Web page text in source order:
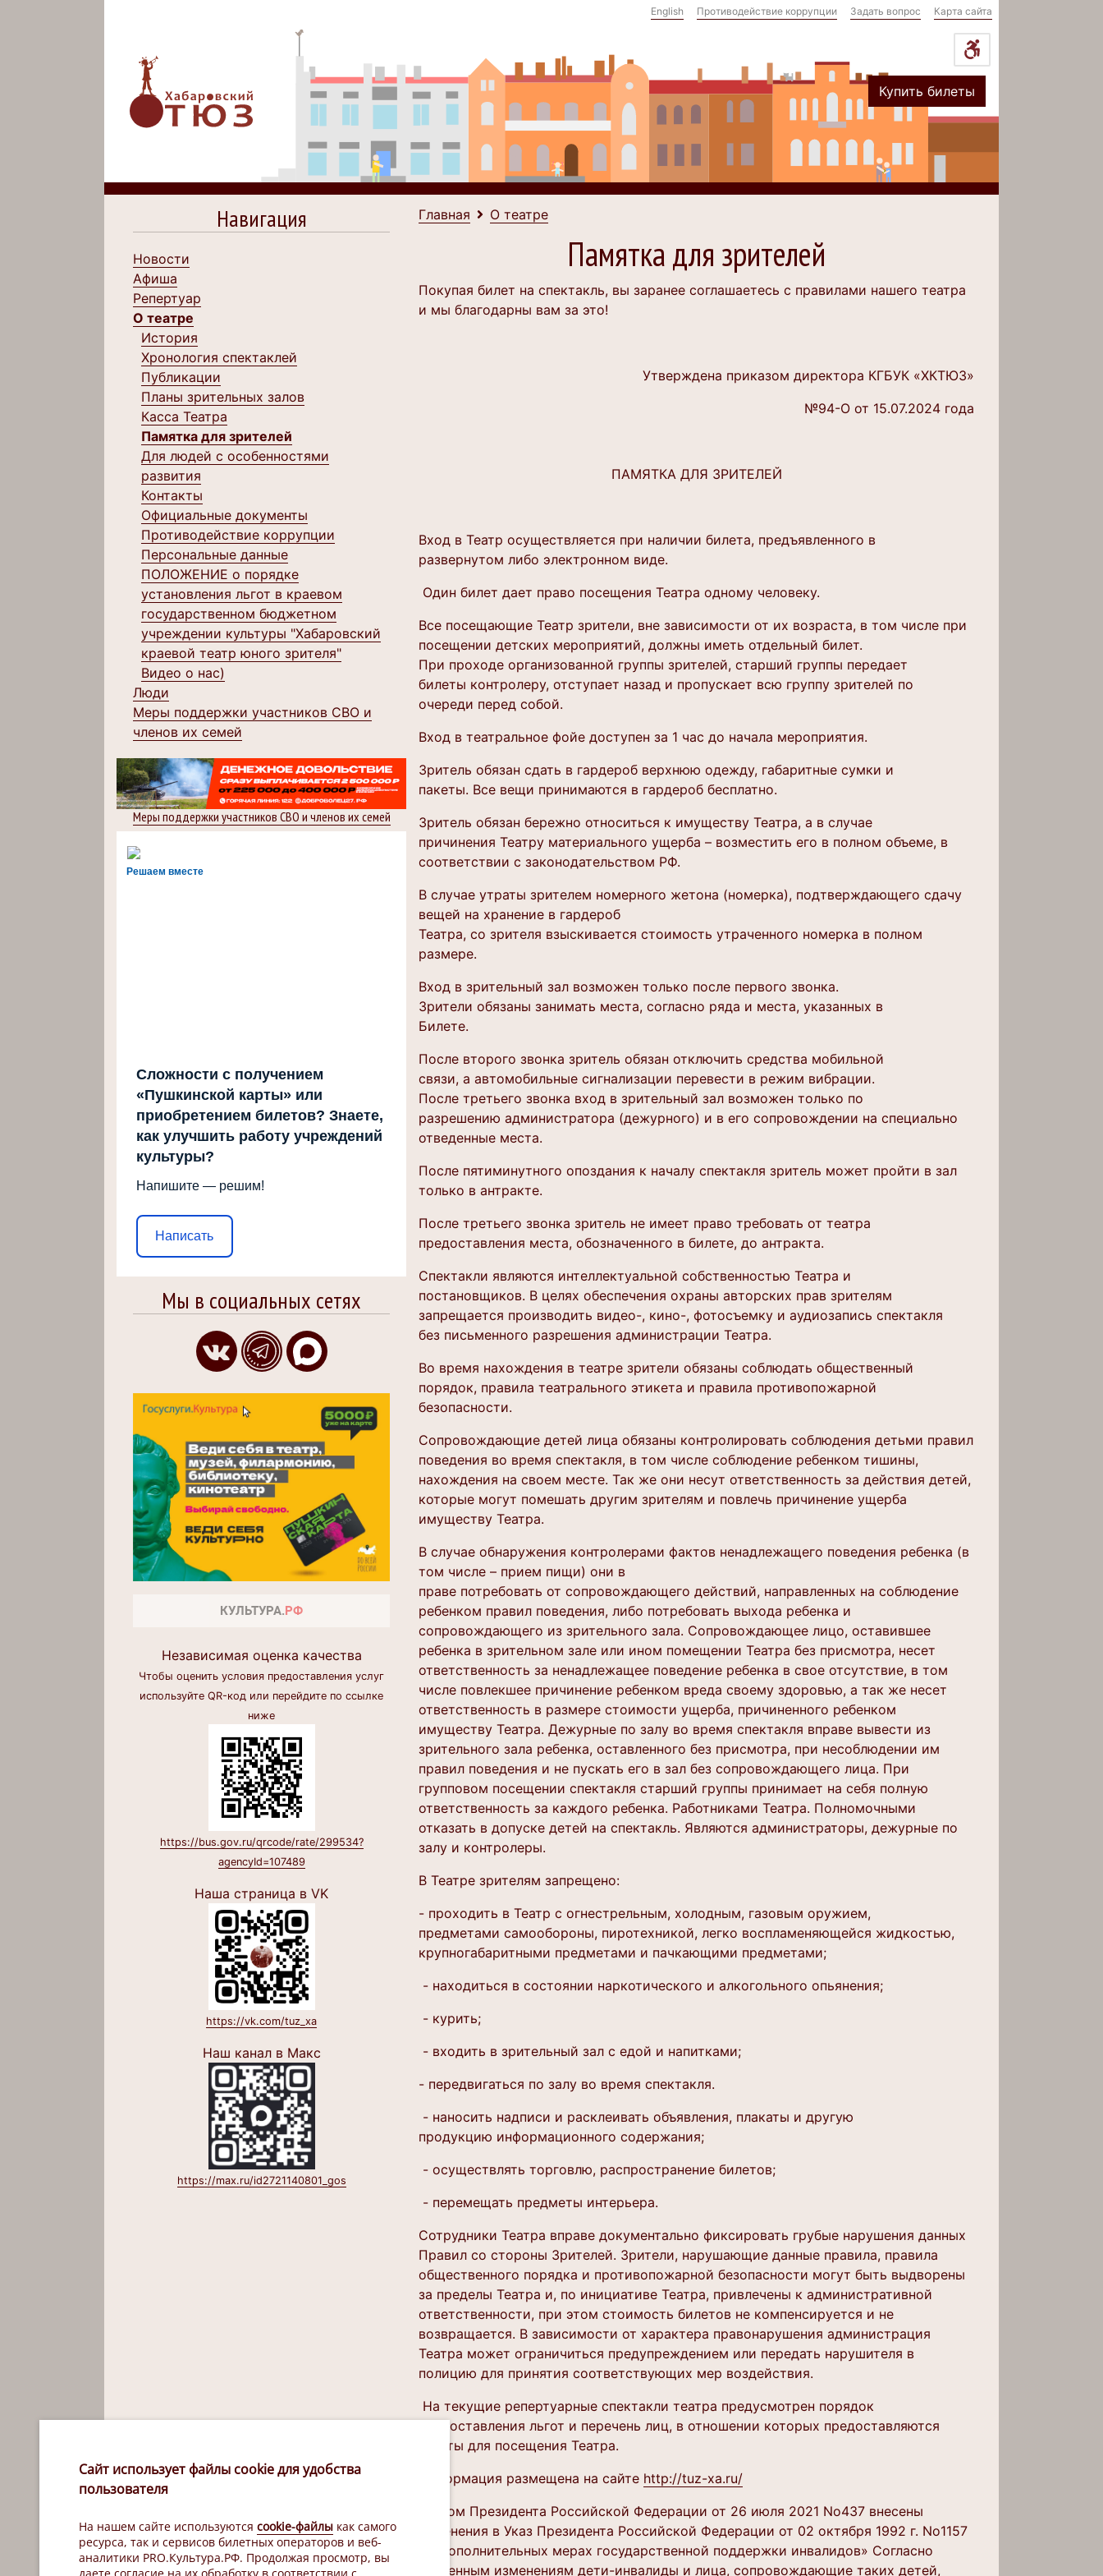
Купить билеты
English Противодействие коррупции Задать вопрос Карта сайта
Навигация
Новости
Афиша
Репертуар
О театре
История
Хронология спектаклей
Публикации
Планы зрительных залов
Касса Театра
Памятка для зрителей
Для людей с особенностями
развития
Контакты
Официальные документы
Противодействие коррупции
Персональные данные
ПОЛОЖЕНИЕ о порядке
установления льгот в краевом
государственном бюджетном
учреждении культуры "Хабаровский
краевой театр юного зрителя"
Видео о нас)
Люди
Меры поддержки участников СВО и
членов их семей
Меры поддержки участников СВО и членов их семей
Решаем вместе
Сложности с получением
«Пушкинской карты» или
приобретением билетов? Знаете,
как улучшить работу учреждений
культуры?
Напишите — решим!
Написать
Мы в социальных сетях
Независимая оценка качества
Чтобы оценить условия предоставления услуг
используйте QR-код или перейдите по ссылке
ниже
https://bus.gov.ru/qrcode/rate/299534?
agencyId=107489
Наша страница в VK
https://vk.com/tuz_xa
Наш канал в Макс
https://max.ru/id2721140801_gos
Главная О театре
Памятка для зрителей
Покупая билет на спектакль, вы заранее соглашаетесь с правилами нашего театра
и мы благодарны вам за это!
Утверждена приказом директора КГБУК «ХКТЮЗ»
№94-О от 15.07.2024 года
ПАМЯТКА ДЛЯ ЗРИТЕЛЕЙ
Вход в Театр осуществляется при наличии билета, предъявленного в
развернутом либо электронном виде.
Один билет дает право посещения Театра одному человеку.
Все посещающие Театр зрители, вне зависимости от их возраста, в том числе при
посещении детских мероприятий, должны иметь отдельный билет.
При проходе организованной группы зрителей, старший группы передает
билеты контролеру, отступает назад и пропускает всю группу зрителей по
очереди перед собой.
Вход в театральное фойе доступен за 1 час до начала мероприятия.
Зритель обязан сдать в гардероб верхнюю одежду, габаритные сумки и
пакеты. Все вещи принимаются в гардероб бесплатно.
Зритель обязан бережно относиться к имуществу Театра, а в случае
причинения Театру материального ущерба – возместить его в полном объеме, в
соответствии с законодательством РФ.
В случае утраты зрителем номерного жетона (номерка), подтверждающего сдачу
вещей на хранение в гардероб
Театра, со зрителя взыскивается стоимость утраченного номерка в полном
размере.
Вход в зрительный зал возможен только после первого звонка.
Зрители обязаны занимать места, согласно ряда и места, указанных в
Билете.
После второго звонка зритель обязан отключить средства мобильной
связи, а автомобильные сигнализации перевести в режим вибрации.
После третьего звонка вход в зрительный зал возможен только по
разрешению администратора (дежурного) и в его сопровождении на специально
отведенные места.
После пятиминутного опоздания к началу спектакля зритель может пройти в зал
только в антракте.
После третьего звонка зритель не имеет право требовать от театра
предоставления места, обозначенного в билете, до антракта.
Спектакли являются интеллектуальной собственностью Театра и
постановщиков. В целях обеспечения охраны авторских прав зрителям
запрещается производить видео-, кино-, фотосъемку и аудиозапись спектакля
без письменного разрешения администрации Театра.
Во время нахождения в театре зрители обязаны соблюдать общественный
порядок, правила театрального этикета и правила противопожарной
безопасности.
Сопровождающие детей лица обязаны контролировать соблюдения детьми правил
поведения во время спектакля, в том числе соблюдение ребенком тишины,
нахождения на своем месте. Так же они несут ответственность за действия детей,
которые могут помешать другим зрителям и повлечь причинение ущерба
имуществу Театра.
В случае обнаружения контролерами фактов ненадлежащего поведения ребенка (в
том числе – прием пищи) они в
праве потребовать от сопровождающего действий, направленных на соблюдение
ребенком правил поведения, либо потребовать выхода ребенка и
сопровождающего из зрительного зала. Сопровождающее лицо, оставившее
ребенка в зрительном зале или ином помещении Театра без присмотра, несет
ответственность за ненадлежащее поведение ребенка в свое отсутствие, в том
числе повлекшее причинение ребенком вреда своему здоровью, а так же несет
ответственность в размере стоимости ущерба, причиненного ребенком
имуществу Театра. Дежурные по залу во время спектакля вправе вывести из
зрительного зала ребенка, оставленного без присмотра, при несоблюдении им
правил поведения и не пускать его в зал без сопровождающего лица. При
групповом посещении спектакля старший группы принимает на себя полную
ответственность за каждого ребенка. Работниками Театра. Полномочными
отказать в допуске детей на спектакль. Являются администраторы, дежурные по
залу и контролеры.
В Театре зрителям запрещено:
- проходить в Театр с огнестрельным, холодным, газовым оружием,
предметами самообороны, пиротехникой, легко воспламеняющейся жидкостью,
крупногабаритными предметами и пачкающими предметами;
- находиться в состоянии наркотического и алкогольного опьянения;
- курить;
- входить в зрительный зал с едой и напитками;
- передвигаться по залу во время спектакля.
- наносить надписи и расклеивать объявления, плакаты и другую
продукцию информационного содержания;
- осуществлять торговлю, распространение билетов;
- перемещать предметы интерьера.
Сотрудники Театра вправе документально фиксировать грубые нарушения данных
Правил со стороны Зрителей. Зрители, нарушающие данные правила, правила
общественного порядка и противопожарной безопасности могут быть выдворены
за пределы Театра и, по инициативе Театра, привлечены к административной
ответственности, при этом стоимость билетов не компенсируется и не
возвращается. В зависимости от характера правонарушения администрация
Театра может ограничиться предупреждением или передать нарушителя в
полицию для принятия соответствующих мер воздействия.
На текущие репертуарные спектакли театра предусмотрен порядок
предоставления льгот и перечень лиц, в отношении которых предоставляются
льготы для посещения Театра.
Информация размещена на сайте http://tuz-xa.ru/
Указом Президента Российской Федерации от 26 июля 2021 No437 внесены
изменения в Указ Президента Российской Федерации от 02 октября 1992 г. No1157
«О дополнительных мерах государственной поддержки инвалидов» Согласно
внесенным изменениям дети-инвалиды и лица, сопровождающие таких детей,
Сайт использует файлы cookie для удобства
пользователя
На нашем сайте используются cookie-файлы как самого
ресурса, так и сервисов билетных операторов и веб-
аналитики PRO.Культура.РФ. Продолжая просмотр, вы